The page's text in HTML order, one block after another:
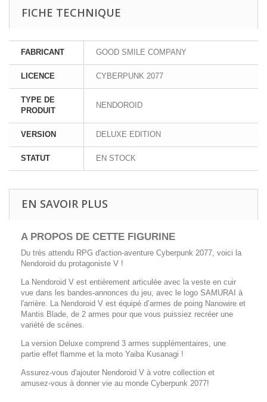
FICHE TECHNIQUE
FABRICANT GOOD SMILE COMPANY
LICENCE CYBERPUNK 2077
TYPE DE
PRODUIT
NENDOROID
VERSION DELUXE EDITION
STATUT EN STOCK
EN SAVOIR PLUS
A PROPOS DE CETTE FIGURINE
Du très attendu RPG d'action-aventure Cyberpunk 2077, voici la
Nendoroid du protagoniste V !
La Nendoroid V est entièrement articulée avec la veste en cuir
vue dans les bandes-annonces du jeu, avec le logo SAMURAI à
l'arrière. La Nendoroid V est équipé d’armes de poing Nanowire et
Mantis Blade, de 2 armes pour que vous puissiez recréer une
variété de scènes.
La version Deluxe comprend 3 armes supplémentaires, une
partie effet flamme et la moto Yaiba Kusanagi !
Assurez-vous d'ajouter Nendoroid V à votre collection et
amusez-vous à donner vie au monde Cyberpunk 2077!